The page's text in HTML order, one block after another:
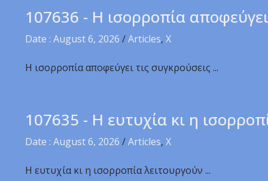
107636 - Η ισορροπία αποφεύγει
Date : August 6, 2026 /Articles, X
Η ισορροπία αποφεύγει τις συγκρούσεις ...
107635 - Η ευτυχία κι η
Date : August 6, 2026 /Articles, X
Η ευτυχία κι η ισορροπία λειτουργούν ...